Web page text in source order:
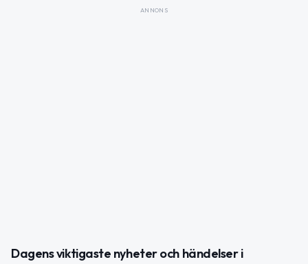
ANNONS
Dagens viktigaste nyheter och händelser i